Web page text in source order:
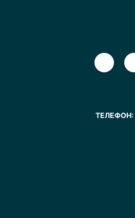
ТЕЛЕФОН: